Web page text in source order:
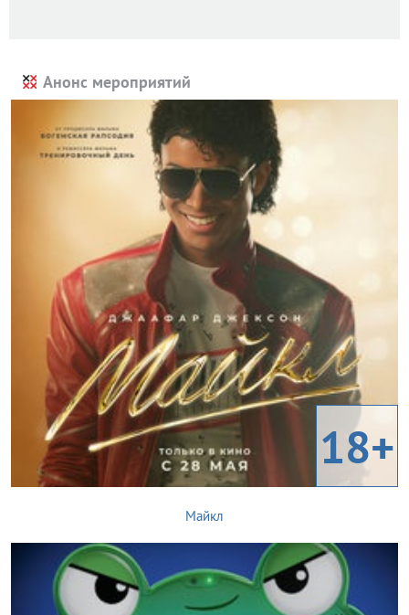
Анонс мероприятий
18+
Майкл